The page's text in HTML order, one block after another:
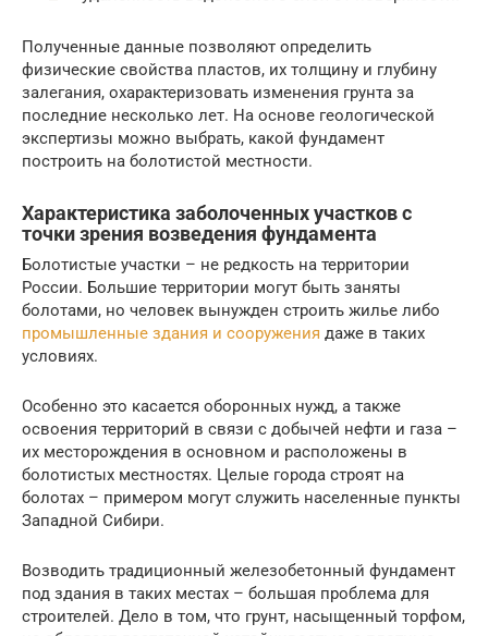
Полученные данные позволяют определить
физические свойства пластов, их толщину и глубину
залегания, охарактеризовать изменения грунта за
последние несколько лет. На основе геологической
экспертизы можно выбрать, какой фундамент
построить на болотистой местности.
Характеристика заболоченных участков с
точки зрения возведения фундамента
Болотистые участки – не редкость на территории
России. Большие территории могут быть заняты
болотами, но человек вынужден строить жилье либо
промышленные здания и сооружения даже в таких
условиях.
Особенно это касается оборонных нужд, а также
освоения территорий в связи с добычей нефти и газа –
их месторождения в основном и расположены в
болотистых местностях. Целые города строят на
болотах – примером могут служить населенные пункты
Западной Сибири.
Возводить традиционный железобетонный фундамент
под здания в таких местах – большая проблема для
строителей. Дело в том, что грунт, насыщенный торфом,